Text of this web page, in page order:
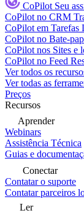
CoPilot Seu
CoPilot no CRM
CoPilot em Tarefas
CoPilot no Bate-
CoPilot nos Sites e
CoPilot no Feed
Ver todos os
Ver todas as
Preços
Recursos
Aprender
Webinars
Assistência Técnica
Guias e
Conectar
Contatar o suporte
Contatar parceiros
Ler